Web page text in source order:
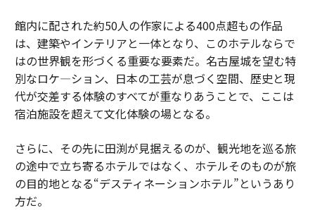
館内に配された約50人の作家による400点超もの作品
は、建築やインテリアと一体となり、このホテルならで
はの世界観を形づくる重要な要素だ。名古屋城を望む特
別なロケ―ション、日本の工芸が息づく空間、歴史と現
代が交差する体験のすべてが重なりあうことで、ここは
宿泊施設を超えて文化体験の場となる。
さらに、その先に田渕が見据えるのが、観光地を巡る旅
の途中で立ち寄るホテルではなく、ホテルそのものが旅
の目的地となる“デスティネーションホテル”というあり
方だ。